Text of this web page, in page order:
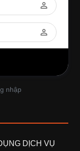
perm_identity
perm_identity
nhập
DỊCH VỤ